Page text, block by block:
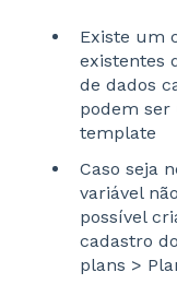
Existe um
existentes
de dados
podem ser
template
Caso seja
variável
possível
cadastro
plans >